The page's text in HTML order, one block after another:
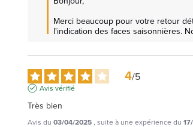
Merci beaucoup pour votre retour
l'indication des faces saisonnières.
4/5
Avis vérifié
Très bien
Avis du 03/04/2025, suite à une expérience du